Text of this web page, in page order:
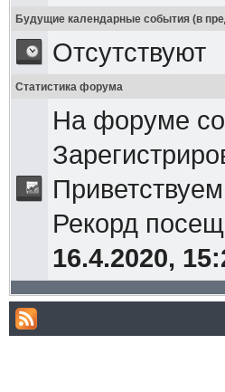
Будущие календарные события (в
Отсутствуют
Статистика форума
На форуме
Рекорд
16.4.2020,